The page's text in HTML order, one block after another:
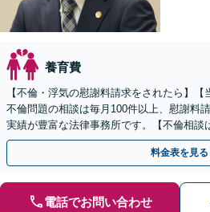
養育費
【不倫・浮気の慰謝料請求をされたら】【
不倫問題の相談は毎月100件以上、慰謝料
実績が豊富な法律事務所です。【不倫相談
ご契約まで対応可/来所不要】
料金表を見る
電話でお問い合わせ